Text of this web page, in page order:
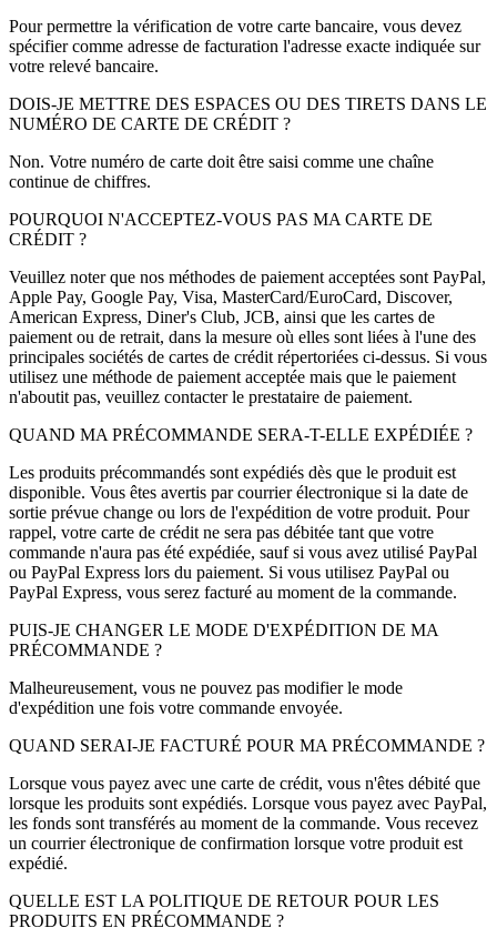
Pour permettre la vérification de votre carte bancaire, vous devez
spécifier comme adresse de facturation l'adresse exacte indiquée sur
votre relevé bancaire.
DOIS-JE METTRE DES ESPACES OU DES TIRETS DANS LE
NUMÉRO DE CARTE DE CRÉDIT ?
Non. Votre numéro de carte doit être saisi comme une chaîne
continue de chiffres.
POURQUOI N'ACCEPTEZ-VOUS PAS MA CARTE DE
CRÉDIT ?
Veuillez noter que nos méthodes de paiement acceptées sont PayPal,
Apple Pay, Google Pay, Visa, MasterCard/EuroCard, Discover,
American Express, Diner's Club, JCB, ainsi que les cartes de
paiement ou de retrait, dans la mesure où elles sont liées à l'une des
principales sociétés de cartes de crédit répertoriées ci-dessus. Si vous
utilisez une méthode de paiement acceptée mais que le paiement
n'aboutit pas, veuillez contacter le prestataire de paiement.
QUAND MA PRÉCOMMANDE SERA-T-ELLE EXPÉDIÉE ?
Les produits précommandés sont expédiés dès que le produit est
disponible. Vous êtes avertis par courrier électronique si la date de
sortie prévue change ou lors de l'expédition de votre produit. Pour
rappel, votre carte de crédit ne sera pas débitée tant que votre
commande n'aura pas été expédiée, sauf si vous avez utilisé PayPal
ou PayPal Express lors du paiement. Si vous utilisez PayPal ou
PayPal Express, vous serez facturé au moment de la commande.
PUIS-JE CHANGER LE MODE D'EXPÉDITION DE MA
PRÉCOMMANDE ?
Malheureusement, vous ne pouvez pas modifier le mode
d'expédition une fois votre commande envoyée.
QUAND SERAI-JE FACTURÉ POUR MA PRÉCOMMANDE ?
Lorsque vous payez avec une carte de crédit, vous n'êtes débité que
lorsque les produits sont expédiés. Lorsque vous payez avec PayPal,
les fonds sont transférés au moment de la commande. Vous recevez
un courrier électronique de confirmation lorsque votre produit est
expédié.
QUELLE EST LA POLITIQUE DE RETOUR POUR LES
PRODUITS EN PRÉCOMMANDE ?